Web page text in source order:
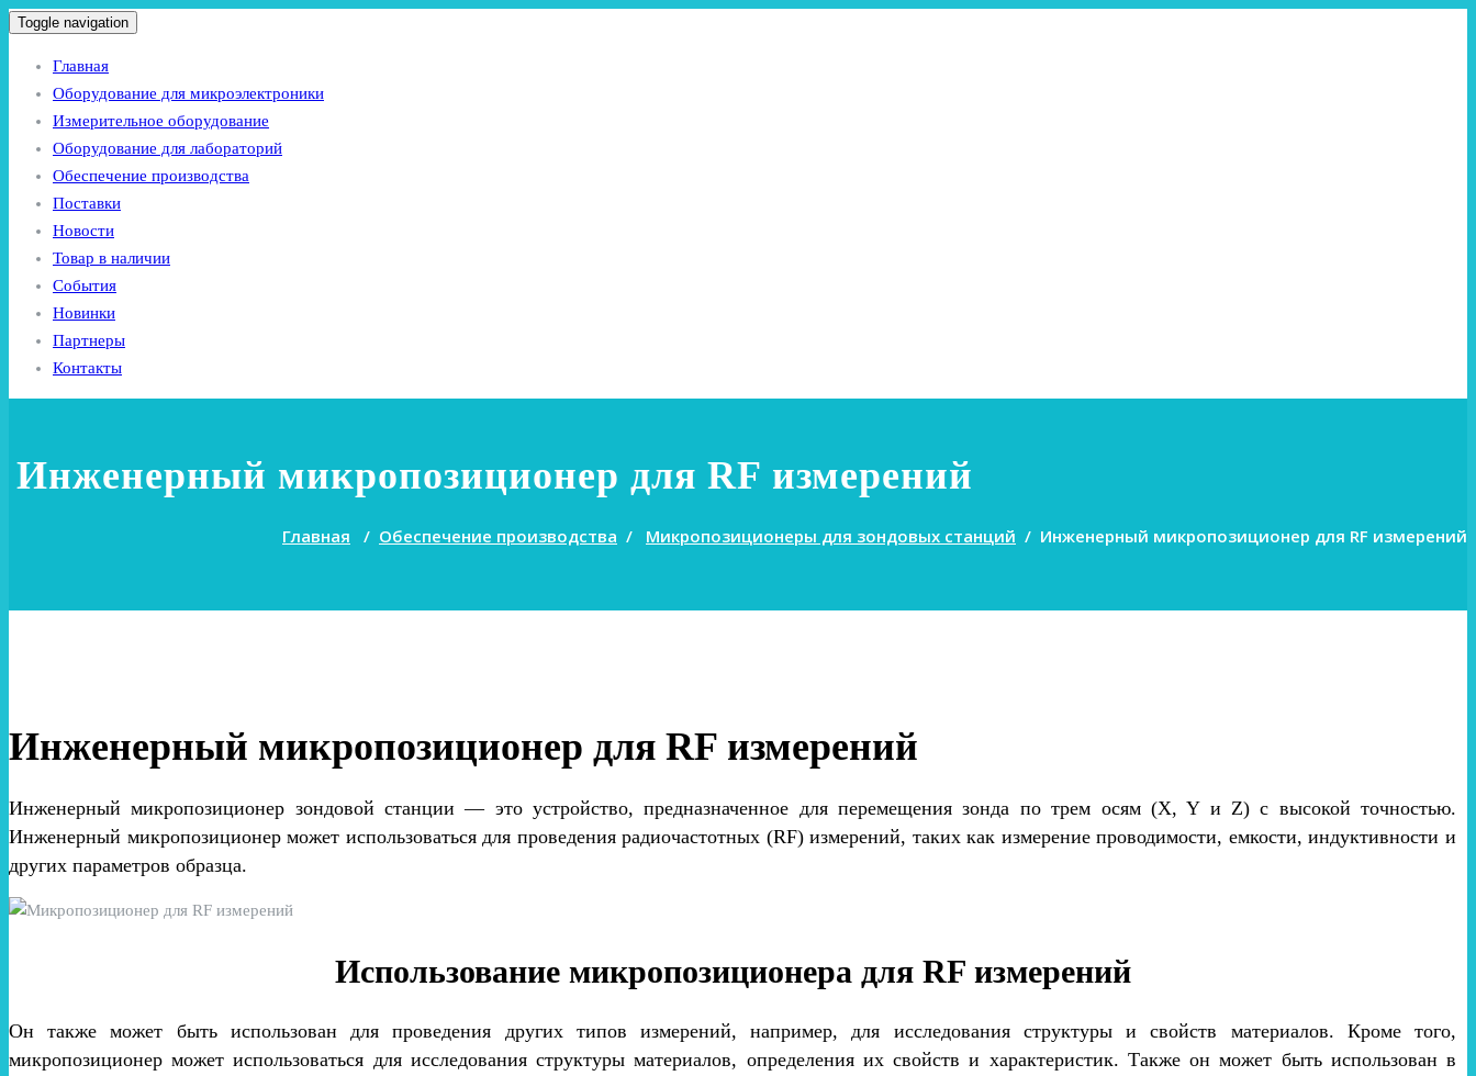
Toggle navigation
Главная
Оборудование для микроэлектроники
Измерительное оборудование
Оборудование для лабораторий
Обеспечение производства
Поставки
Новости
Товар в наличии
События
Новинки
Партнеры
Контакты
Инженерный микропозиционер для RF измерений
Главная / Обеспечение производства / Микропозиционеры для зондовых станций / Инженерный микропозиционер для RF измерений
Инженерный микропозиционер для RF измерений
Инженерный микропозиционер зондовой станции — это устройство, предназначенное для перемещения зонда по трем осям (X, Y и Z) с высокой точностью.
Инженерный микропозиционер может использоваться для проведения радиочастотных (RF) измерений, таких как измерение проводимости, емкости, индуктивности и
других параметров образца.
Использование микропозиционера для RF измерений
Он также может быть использован для проведения других типов измерений, например, для исследования структуры и свойств материалов. Кроме того,
микропозиционер может использоваться для исследования структуры материалов, определения их свойств и характеристик. Также он может быть использован в